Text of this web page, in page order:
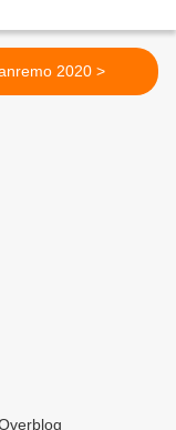
Sanremo 2020 >